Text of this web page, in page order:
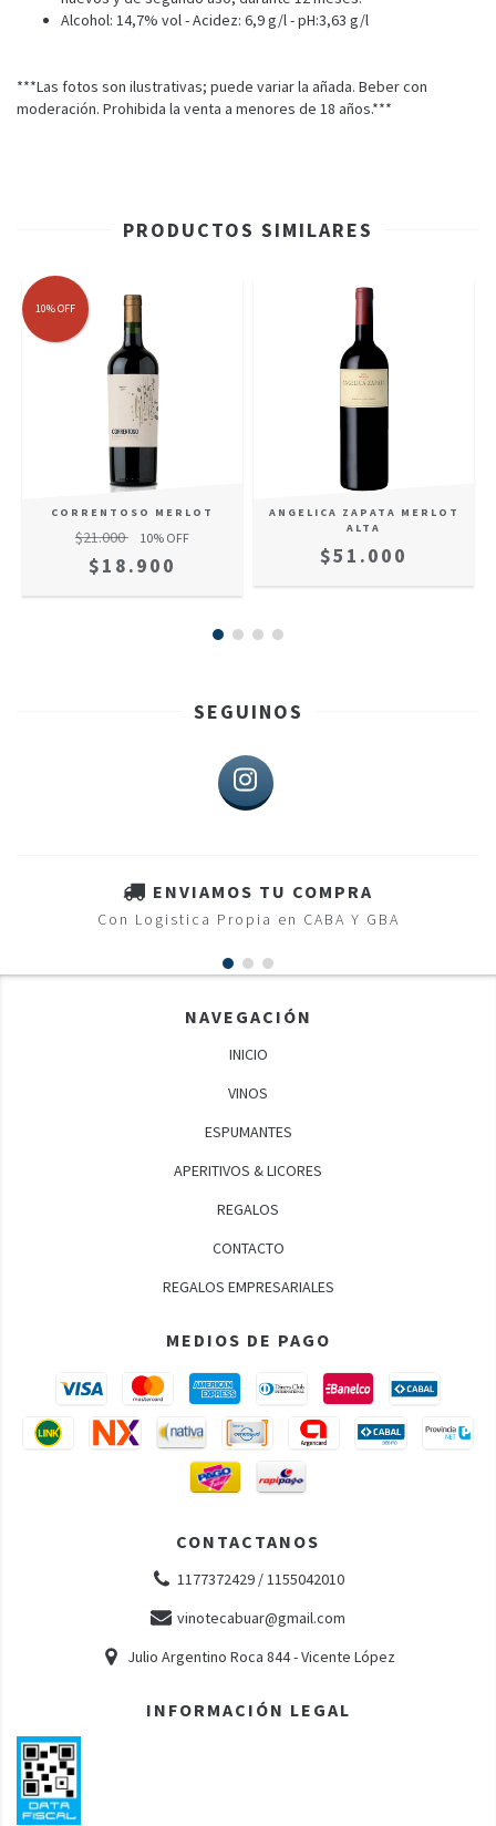
Alcohol: 14,7% vol - Acidez: 6,9 g/l - pH:3,63 g/l
***Las fotos son ilustrativas; puede variar la añada. Beber con
moderación. Prohibida la venta a menores de 18 años.***
PRODUCTOS SIMILARES
10%OFF
CORRENTOSO MERLOT
$21.000 10% OFF
$18.900
ANGELICA ZAPATA MERLOT
ALTA
$51.000
SEGUINOS
ENVIAMOS TU COMPRA
Con Logistica Propia en CABA Y GBA
NAVEGACIÓN
INICIO
VINOS
ESPUMANTES
APERITIVOS & LICORES
REGALOS
CONTACTO
REGALOS EMPRESARIALES
MEDIOS DE PAGO
CONTACTANOS
1177372429 / 1155042010
vinotecabuar@gmail.com
Julio Argentino Roca 844 - Vicente López
INFORMACIÓN LEGAL